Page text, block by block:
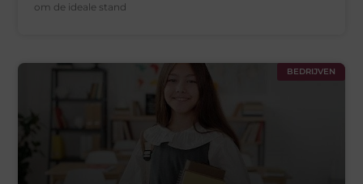
om de ideale stand
BEDRIJVEN